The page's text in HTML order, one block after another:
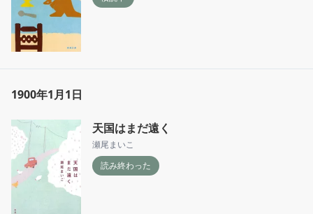
1900年1月1日
天国はまだ遠く
瀬尾まいこ
読み終わった